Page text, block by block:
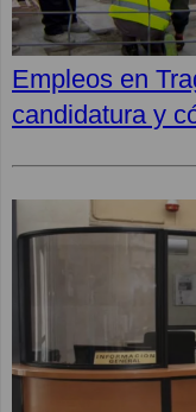
Empleos en
candidatura y